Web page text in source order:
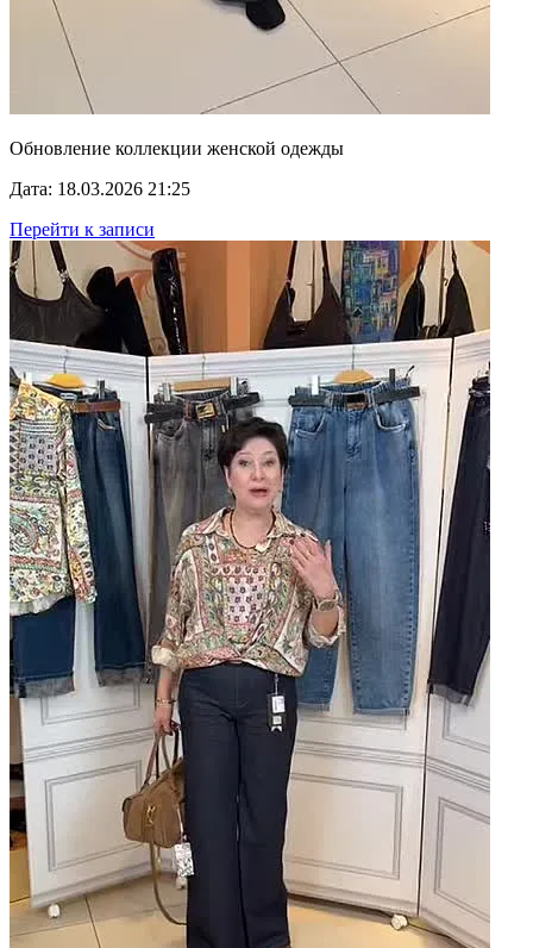
Обновление коллекции женской одежды
Дата: 18.03.2026 21:25
Перейти к записи